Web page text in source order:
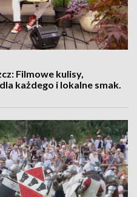
Filmowe kulisy,
każdego i lokalne smak.